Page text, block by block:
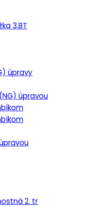
3.BT
úpravy
úpravou
2. tr